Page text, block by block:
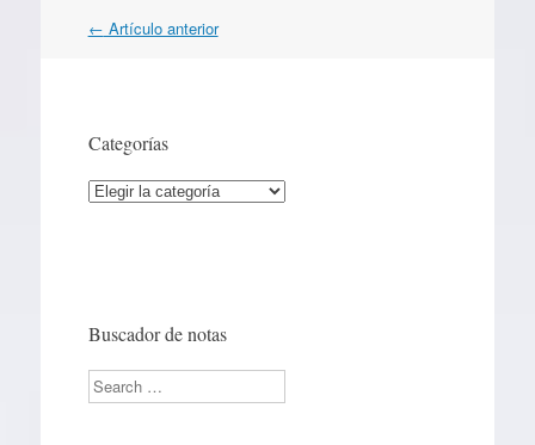
Navegación
← Artículo anterior
Categorías
Categorías
Buscador de notas
Search